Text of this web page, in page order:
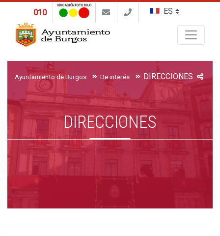
010
UBICACIÓN FOTO ROJO
Ayuntamiento de Burgos De interés DIRECCIONES
DIRECCIONES